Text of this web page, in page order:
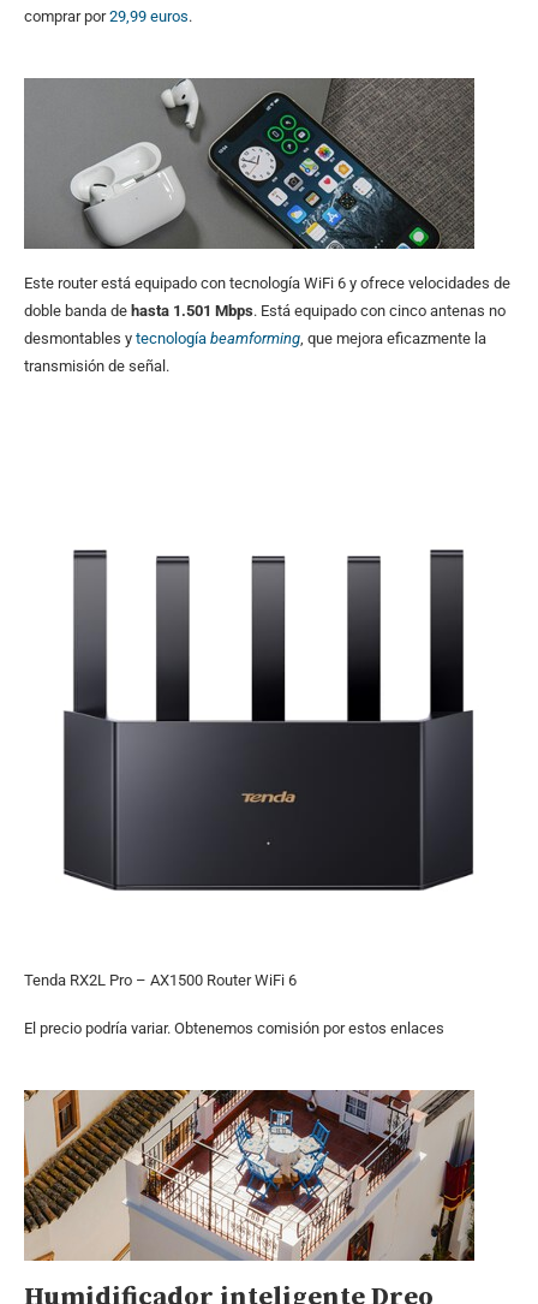
comprar por29,99 euros.
Este router está equipado con tecnología WiFi 6 y ofrece velocidades de
doble banda de hasta 1.501 Mbps. Está equipado con cinco antenas no
desmontables y tecnología beamforming, que mejora eficazmente la
transmisión de señal.
Tenda RX2L Pro – AX1500 Router WiFi 6
El precio podría variar. Obtenemos comisión por estos enlaces
Humidificador inteligente Dreo